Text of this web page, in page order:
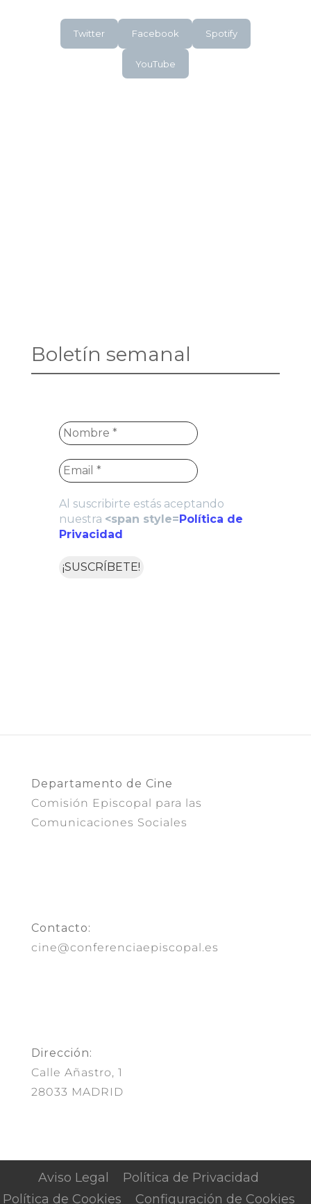
Twitter Facebook Spotify
YouTube
Boletín semanal
Al suscribirte estás aceptando
nuestra <span style= Política de
Privacidad
Departamento de Cine
Comisión Episcopal para las
Comunicaciones Sociales
Contacto:
cine@conferenciaepiscopal.es
Dirección:
Calle Añastro, 1
28033 MADRID
Aviso Legal
Política de Privacidad
Política de Cookies
Configuración de Cookies